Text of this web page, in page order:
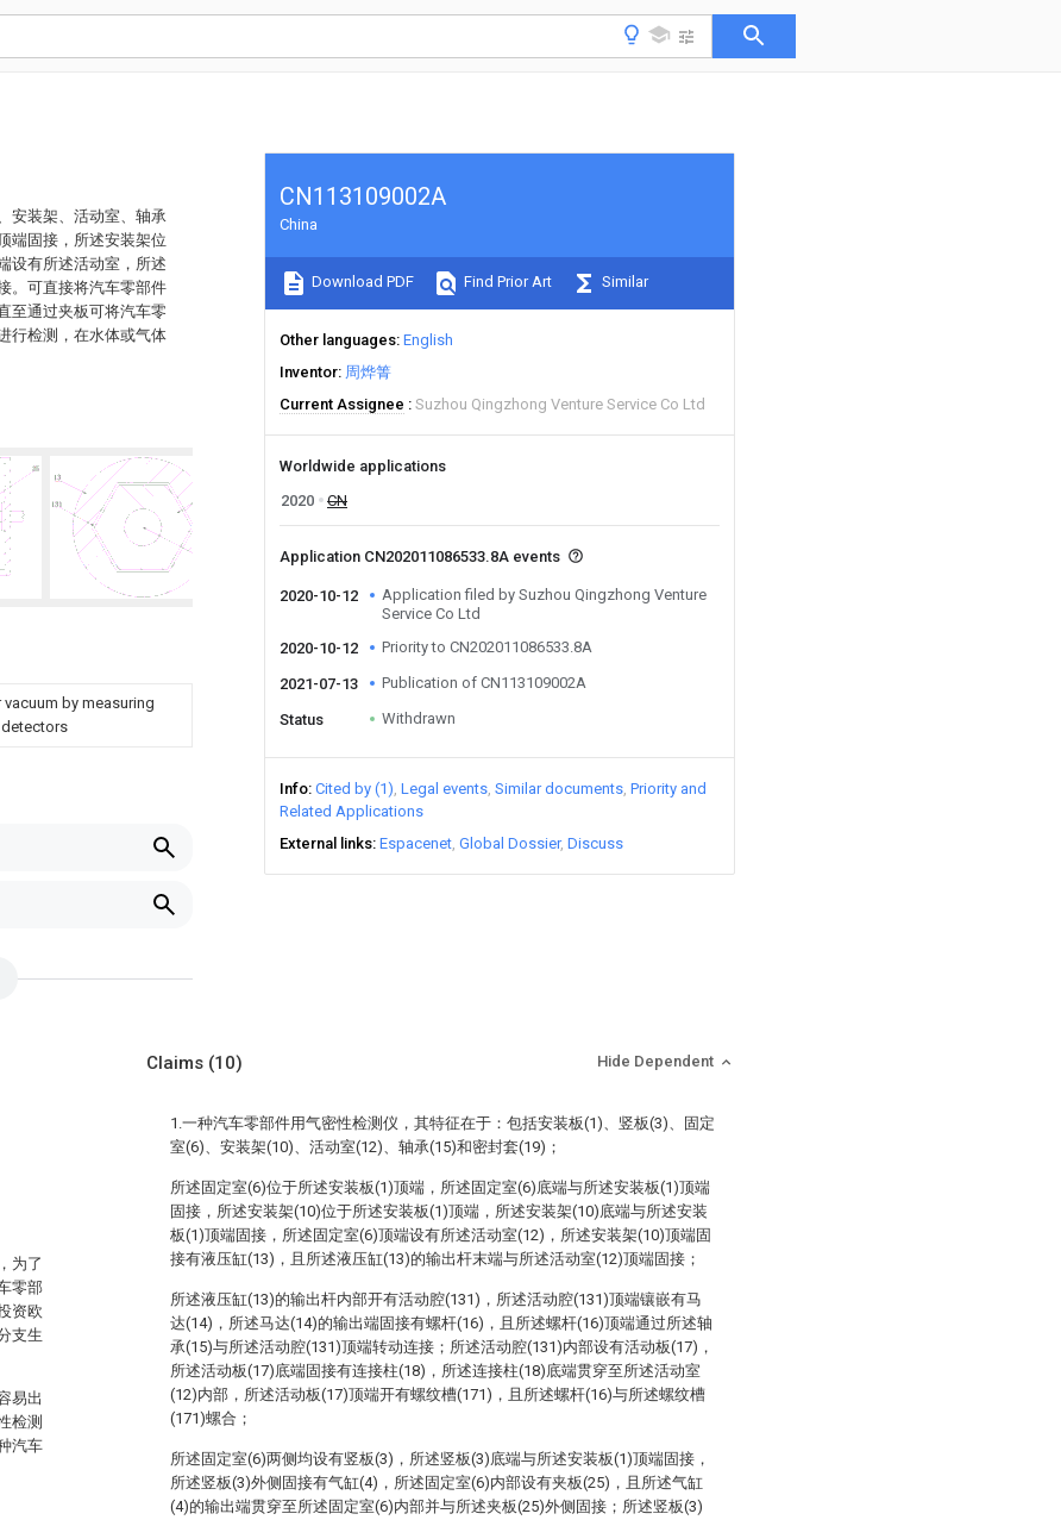
安装架、活动室、轴承
端固接，所述安装架位
设有所述活动室，所述
。可直接将汽车零部件
至通过夹板可将汽车零
行检测，在水体或气体
by measuring
CN113109002A
China
Download PDF Find Prior Art Similar
Other languages English
Inventor 周烨箐
Current Assignee
Suzhou Qingzhong Venture Service Co Ltd
Worldwide applications
2020
CN
Application CN202011086533.8A events
2020-10-12
Application filed by Suzhou Qingzhong Venture
Service Co Ltd
2020-10-12
Priority to CN202011086533.8A
2021-07-13 Publication of CN113109002A
Status Withdrawn
Info Cited by (1) Legal events Similar documents Priority and
Related Applications
External links Espacenet Global Dossier Discuss
为了
零部
资欧
支生
易出
检测
汽车
Claims (10) Hide Dependent
1.一种汽车零部件用气密性检测仪，其特征在于：包括安装板(1)、竖板(3)、固定
室(6)、安装架(10)、活动室(12)、轴承(15)和密封套(19)；
所述固定室(6)位于所述安装板(1)顶端，所述固定室(6)底端与所述安装板(1)顶端
固接，所述安装架(10)位于所述安装板(1)顶端，所述安装架(10)底端与所述安装
板(1)顶端固接，所述固定室(6)顶端设有所述活动室(12)，所述安装架(10)顶端固
接有液压缸(13)，且所述液压缸(13)的输出杆末端与所述活动室(12)顶端固接；
所述液压缸(13)的输出杆内部开有活动腔(131)，所述活动腔(131)顶端镶嵌有马
达(14)，所述马达(14)的输出端固接有螺杆(16)，且所述螺杆(16)顶端通过所述轴
承(15)与所述活动腔(131)顶端转动连接；所述活动腔(131)内部设有活动板(17)，
所述活动板(17)底端固接有连接柱(18)，所述连接柱(18)底端贯穿至所述活动室
(12)内部，所述活动板(17)顶端开有螺纹槽(171)，且所述螺杆(16)与所述螺纹槽
(171)螺合；
所述固定室(6)两侧均设有竖板(3)，所述竖板(3)底端与所述安装板(1)顶端固接，
所述竖板(3)外侧固接有气缸(4)，所述固定室(6)内部设有夹板(25)，且所述气缸
(4)的输出端贯穿至所述固定室(6)内部并与所述夹板(25)外侧固接；所述竖板(3)